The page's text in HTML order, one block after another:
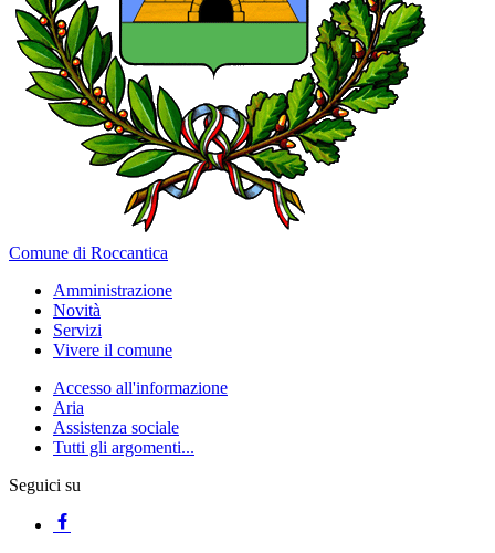
Comune di Roccantica
Amministrazione
Novità
Servizi
Vivere il comune
Accesso all'informazione
Aria
Assistenza sociale
Tutti gli argomenti...
Seguici su